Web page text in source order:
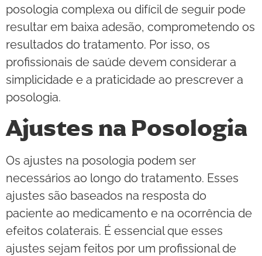
posologia complexa ou difícil de seguir pode
resultar em baixa adesão, comprometendo os
resultados do tratamento. Por isso, os
profissionais de saúde devem considerar a
simplicidade e a praticidade ao prescrever a
posologia.
Ajustes na Posologia
Os ajustes na posologia podem ser
necessários ao longo do tratamento. Esses
ajustes são baseados na resposta do
paciente ao medicamento e na ocorrência de
efeitos colaterais. É essencial que esses
ajustes sejam feitos por um profissional de